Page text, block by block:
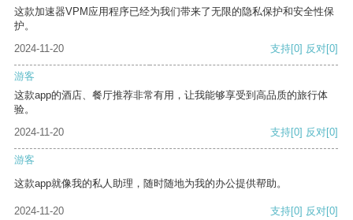
这款加速器VPM应用程序已经为我们带来了无限的隐私保护和安全性保
护。
2024-11-20
支持[0] 反对[0]
游客
这款app的酒店、餐厅推荐非常有用，让我能够享受到高品质的旅行体
验。
2024-11-20
支持[0] 反对[0]
游客
这款app就像我的私人助理，随时随地为我的办公提供帮助。
2024-11-20 支持[0] 反对[0]